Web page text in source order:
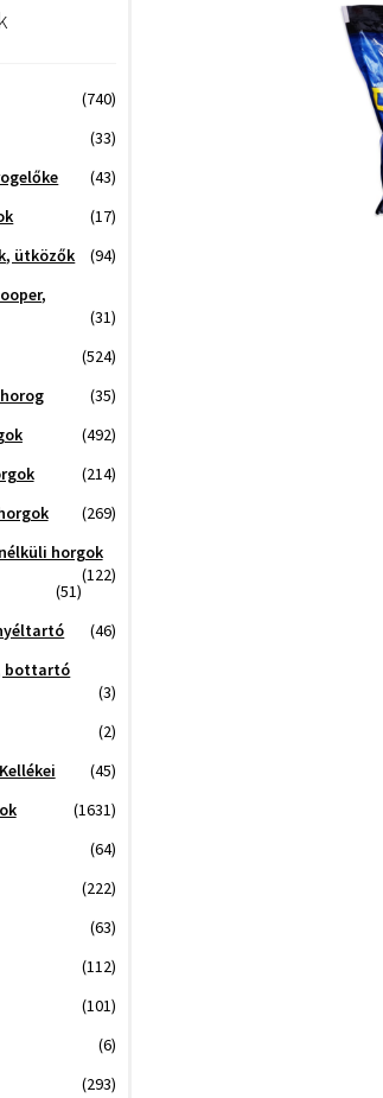
(740)
(33)
(43)
(17)
ütközők
(94)
(31)
(524)
(35)
(492)
(214)
(269)
horgok
(122)
(51)
(46)
bottartó
(3)
(2)
(45)
(1631)
(64)
(222)
(63)
(112)
(101)
(6)
(293)